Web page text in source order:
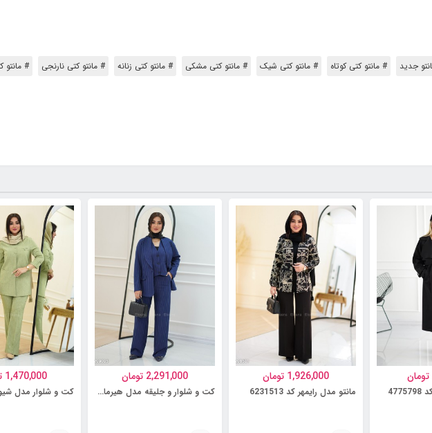
جدید # مانتو کتی کوتاه # مانتو کتی شیک # مانتو کتی مشکی # مانتو کتی زنانه # مانتو کتی نارنجی # مانتو
تومان 1,926,000 تومان
مانتو مدل رایمهر کد 6231513
2,291,000 تومان
کت و شلوار و جلیقه مدل هیرمان کد 6231499
1,470,000